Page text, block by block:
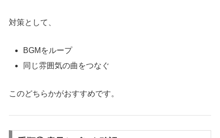
対策として、
BGMをループ
同じ雰囲気の曲をつなぐ
このどちらかがおすすめです。